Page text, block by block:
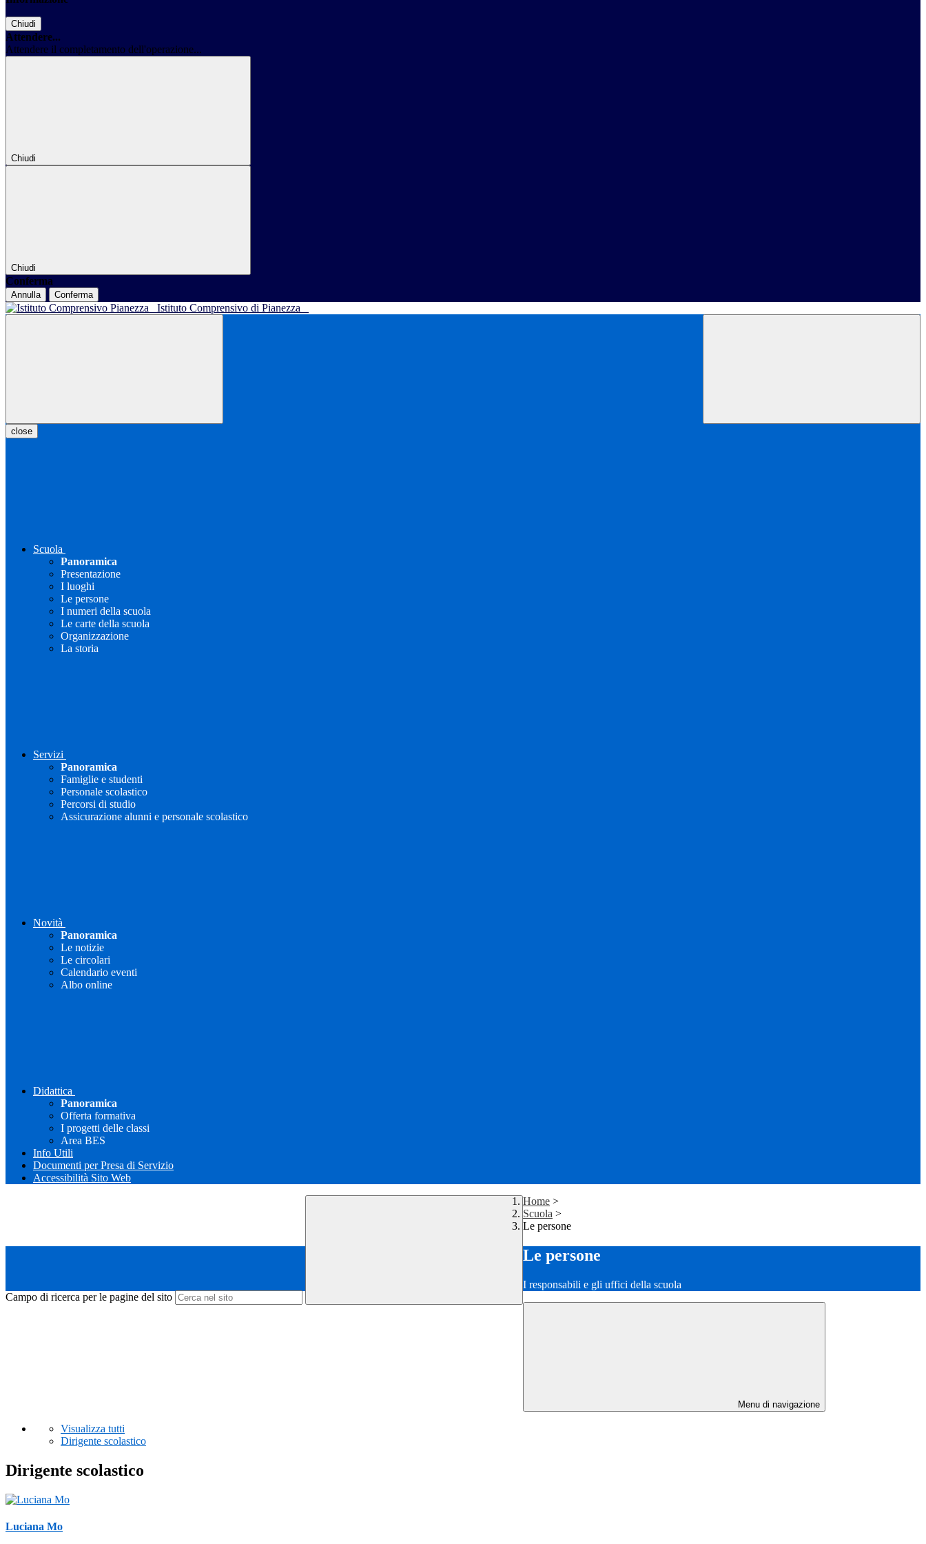
Chiudi
Attendere...
Attendere il completamento dell'operazione...
Chiudi
Chiudi
Conferma
Annulla Conferma
Istituto Comprensivo di Pianezza
close
Scuola
Panoramica
Presentazione
I luoghi
Le persone
I numeri della scuola
Le carte della scuola
Organizzazione
La storia
Servizi
Panoramica
Famiglie e studenti
Personale scolastico
Percorsi di studio
Assicurazione alunni e personale scolastico
Novità
Panoramica
Le notizie
Le circolari
Calendario eventi
Albo online
Didattica
Panoramica
Offerta formativa
I progetti delle classi
Area BES
Info Utili
Documenti per Presa di Servizio
Accessibilità Sito Web
Campo di ricerca per le pagine del sito
Home >
Scuola >
Le persone
Le persone
I responsabili e gli uffici della scuola
Menu di navigazione
Visualizza tutti
Dirigente scolastico
Dirigente scolastico
Luciana Mo